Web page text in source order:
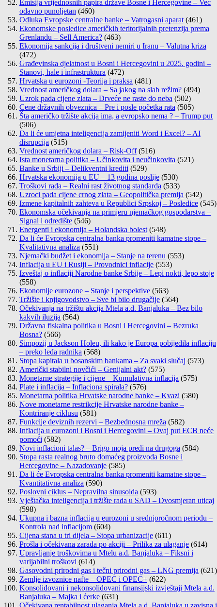
Emisija vrijednosnih papira države Bosne i Hercegovine – Već
odavno punoljetan (460)
Odluka Evropske centralne banke – Vatrogasni aparat (461)
Ekonomske posledice američkih teritorijalnih pretenzija prema
Grenlandu – Sell America? (463)
Ekonomija sankcija i društveni nemiri u Iranu – Valutna kriza
(472)
Građevinska djelatnost u Bosni i Hercegovini u 2025. godini –
Stanovi, hale i infrastruktura (472)
Hrvatska u eurozoni -Teorija i praksa (481)
Vrednost američkog dolara – Sa jakog na slab režim? (494)
Uzrok pada cijene zlata – Drveće ne raste do neba (502)
Cene državnih obveznica – Pre i posle početka rata (505)
Šta američko tržište akcija ima, a evropsko nema ? – Trump put
(506)
Da li će umjetna inteligencija zamijeniti Word i Excel? – AI
disrupcija (515)
Vrednost američkog dolara – Risk-Off (516)
Ista monetarna politika – Učinkovita i neučinkovita (521)
Banke u Srbiji – Delikventni krediti (529)
Hrvatska ekonomija u EU – 13 godina poslije (530)
Troškovi rada – Realni rast životnog standarda (533)
Uzroci pada cijene crnog zlata – Geopolitička premija (542)
Izmene kapitalnih zahteva u Republici Srpskoj – Posledice (545)
Ekonomska očekivanja na primjeru njemačkog gospodarstva –
Signal i odredište (546)
Energenti i ekonomija – Holandska bolest (548)
Da li će Evropska centralna banka promeniti kamatne stope –
Kvalitativna analiza (551)
Njemački budžet i ekonomija – Stanje na terenu (553)
Inflacija u EU i Rusiji – Provodnici inflacije (553)
Izveštaj o inflaciji Narodne banke Srbije – Lepi nokti, lepo stoje
(558)
Ekonomije eurozone – Stanje i perspektive (563)
Tržište i knjigovodstvo – Sve bi bilo drugačije (564)
Očekivanja na tržištu akcija Mtela a.d. Banjaluka – Bez bilo
kakvih iluzija (564)
Državna fiskalna politika u Bosni i Hercegovini – Bezruka
Bosna? (566)
Simpozij u Jackson Holeu, ili kako je Europa pobijedila inflaciju
– preko leđa radnika (568)
Stopa kapitala u bosanskim bankama – Za svaki slučaj (573)
Američki stabilni novčići – Genijalni akt? (575)
Monetarne strategije i cijene – Kumulativna inflacija (575)
Plate i inflacija – Inflaciona spirala? (576)
Monetarna politika Hrvatske narodne banke – Kvazi (580)
Nove monetarne restrikcije Hrvatske narodne banke –
Kontriranje ciklusu (581)
Funkcije deviznih rezervi – Bezbednosna mreža (582)
Inflacija u eurozoni i Bosni i Hercegovini – Ovaj put ECB neće
pomoći (582)
Novi inflacioni talas? – Brigo moja pređi na drugoga (584)
Stopa rasta realnog bruto domaćeg proizvoda Bosne i
Hercegovine – Nazadovanje (585)
Da li će Evropska centralna banka promeniti kamatne stope –
Kvantitativna analiza (590)
Poslovni ciklus – Nepravilna sinusoida (593)
Vještačka inteligencija i tržište rada u SAD – Dvosmjeran uticaj
(598)
Ukupna i bazna inflacija u eurozoni u srednjoročnom periodu –
Kontrola nad inflacijom (604)
Cijena stana u tri dijela – Stopa urbanizacije (611)
Prošla i očekivana zarada po akciji – Prilika za ulaganje (614)
Upravljanje troškovima u Mtelu a.d. Banjaluka – Fiksni i
varijabilni troškovi (614)
Gasovodni prirodni gas i tečni prirodni gas – LNG premija (621)
Zemlje izvoznice nafte – OPEC i OPEC+ (622)
Konsolidovani i nekonsolidovani finansijski izvještaji Mtela a.d.
Banjaluka – Majka i ćerke (631)